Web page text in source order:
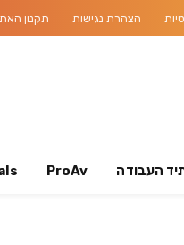
הצהרת נגישות תקנון
העבודה ProAv